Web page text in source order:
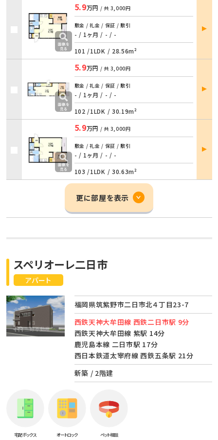
5.9万円 / 共 3,000円
敷金 / 礼金 / 保証 / 敷引
- / 1ヶ月 / - / -
101 /1LDK / 28.56m²
部屋
詳細
5.9万円 / 共 3,000円
敷金 / 礼金 / 保証 / 敷引
- / 1ヶ月 / - / -
102 /1LDK / 30.19m²
部屋
詳細
5.9万円 / 共 3,000円
敷金 / 礼金 / 保証 / 敷引
- / 1ヶ月 / - / -
103 /1LDK / 30.63m²
部屋
詳細
更に部屋を表示
アパート
スペリオーレ二日市
福岡県筑紫野市二日市北４丁目23-7
西鉄天神大牟田線 西鉄二日市駅 9分
西鉄天神大牟田線 紫駅 14分
鹿児島本線 二日市駅 17分
西日本鉄道太宰府線 西鉄五条駅 21分
新築 / 2階建
宅配ボックス オートロック ペット相談